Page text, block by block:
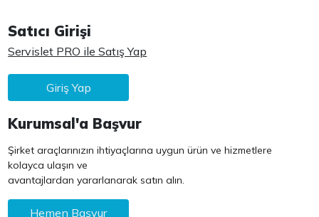
Satıcı Girişi
Servislet PRO ile Satış Yap
Giriş Yap
Kurumsal'a Başvur
Şirket araçlarınızın ihtiyaçlarına uygun ürün ve hizmetlere
kolayca ulaşın ve
avantajlardan yararlanarak satın alın.
Hemen Başvur